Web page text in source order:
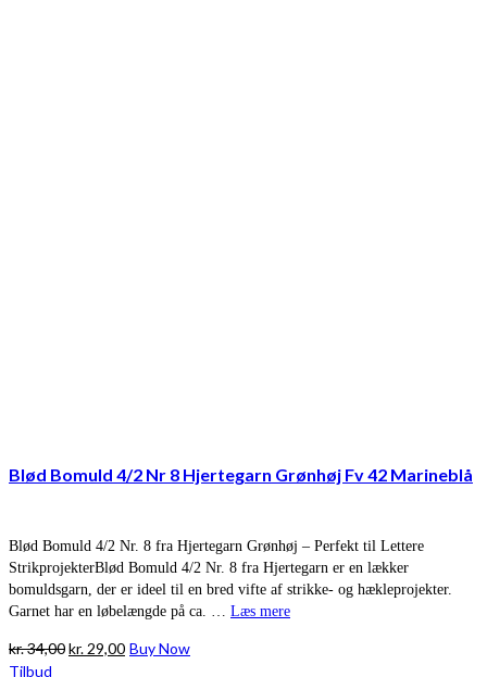
Blød Bomuld 4/2 Nr 8 Hjertegarn Grønhøj Fv 42 Marineblå
Blød Bomuld 4/2 Nr. 8 fra Hjertegarn Grønhøj – Perfekt til Lettere
StrikprojekterBlød Bomuld 4/2 Nr. 8 fra Hjertegarn er en lækker
bomuldsgarn, der er ideel til en bred vifte af strikke- og hækleprojekter.
Garnet har en løbelængde på ca. … Læs mere
kr.34,00Den
kr.29,00Den
Buy Now
Tilbud